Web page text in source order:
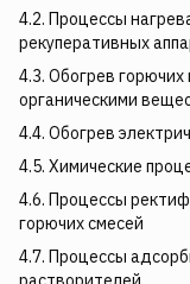
4.2. Процессы
рекуперативных
4.3. Обогрев
органическими
4.4. Обогрев
4.5. Химические
4.6. Процессы
горючих смесей
4.7. Процессы